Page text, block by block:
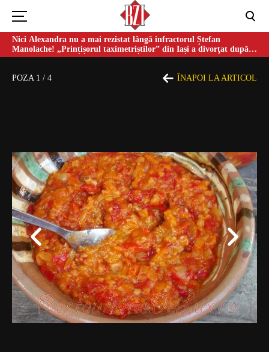
Nici Alexandra nu a mai rezistat lângă infractorul Ștefan
Manolache! „Prințișorul taximetriștilor” din Iași a divorţat după
doi ani de căsnicie
POZA 1 / 4 ÎNAPOI LA ARTICOL